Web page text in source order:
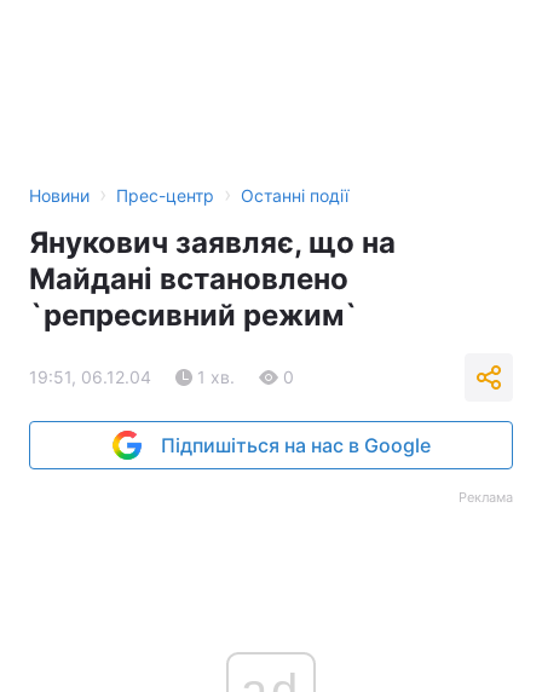
Новини › Прес-центр › Останні події
Янукович заявляє, що на
Майдані встановлено
`репресивний режим`
19:51, 06.12.04 1 хв. 0
Підпишіться на нас в Google
Реклама